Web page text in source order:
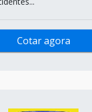
Cotar agora